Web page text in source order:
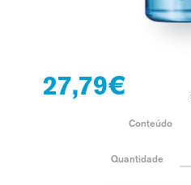
27,79€
Conteúdo
Quantidade